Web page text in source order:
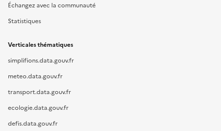
Échangez avec la communauté
Statistiques
Verticales thématiques
simplifions.data.gouv.fr
meteo.data.gouv.fr
transport.data.gouv.fr
ecologie.data.gouv.fr
defis.data.gouv.fr